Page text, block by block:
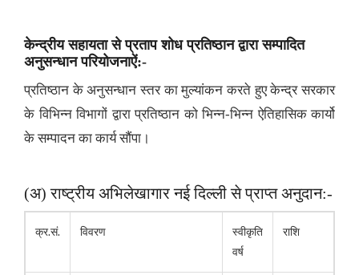
केन्द्रीय सहायता से प्रताप शोध प्रतिष्ठान द्वारा सम्पादित
अनुसन्धान परियोजनाऐं:-
प्रतिष्ठान के अनुसन्धान स्तर का मुल्यांकन करते हुए केन्द्र सरकार
के विभिन्न विभागों द्वारा प्रतिष्ठान को भिन्न-भिन्न ऐतिहासिक कार्यो
के सम्पादन का कार्य सौंपा।
(अ) राष्ट्रीय अभिलेखागार नई दिल्ली से प्राप्त अनुदान:-
क्र.सं. विवरण
स्वीकृति
वर्ष
राशि